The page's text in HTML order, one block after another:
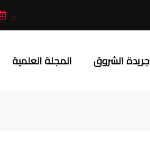
جريدة الشروق المجلة العلمية